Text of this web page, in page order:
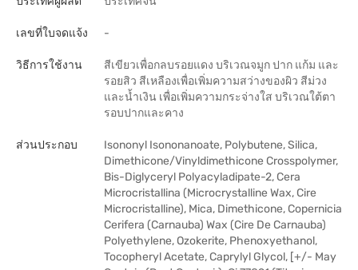
เลขที่ใบจดแจ้ง -
วิธีการใช้งาน
สีเขียวเพื่อกลบรอยแดง บริเวณจมูก ปาก แก้ม และ
รอยสิว สีเหลืองเพื่อเพิ่มความสว่างของผิว สีม่วง
และน้ำเงิน เพื่อเพิ่มความกระจ่างใส บริเวณใต้ตา
รอบปากและคาง
ส่วนประกอบ
Isononyl Isononanoate, Polybutene, Silica,
Dimethicone/Vinyldimethicone Crosspolymer,
Bis-Diglyceryl Polyacyladipate-2, Cera
Microcristallina (Microcrystalline Wax, Cire
Microcristalline), Mica, Dimethicone, Copernicia
Cerifera (Carnauba) Wax (Cire De Carnauba)
Polyethylene, Ozokerite, Phenoxyethanol,
Tocopheryl Acetate, Caprylyl Glycol, [+/- May